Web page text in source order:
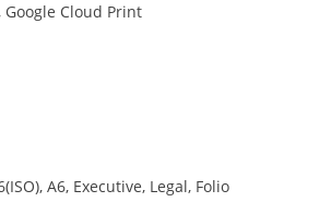
Cloud Print
A6, Executive, Legal, Folio